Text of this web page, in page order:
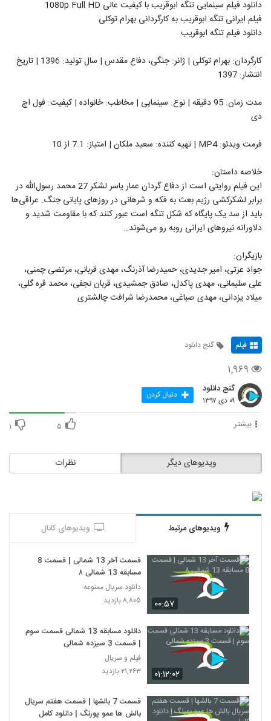
دانلود فیلم سینمایی تنگه ابوقریب با کیفیت عالی 1080p Full HD
فیلم ایرانی تنگه ابوقریب به کارگردانی بهرام توکلی
دانلود فیلم تنگه ابوقریب
کارگردان: بهرام توکلی | ژانر: جنگی، دفاع مقدس | سال تولید: 1396 | تاریخ
انتشار: 1397
مدت زمان: 95 دقیقه | نوع: سینمایی | مخاطب: خانواده | کیفیت: فول اچ
دی
فرمت ویدئو: MP4 | تهیه کننده: سعید ملکان | امتیاز: 7.1 از 10
خلاصه داستان:
این فیلم روایتی است از دفاع گردان عمار یاسر لشکر 27 محمد رسول‌الله در
برابر لشکرکشی رژیم بعث به فکه و شرهانی در روزهای پایانی جنگ. عراقی‌ها
باید از سد یک پایگاه که شکل تنگه است عبور کنند که با مقاومت شدید و
دلاورانه نیروهای ایرانی روبه رو می‌شوند…
بازیگران:
جواد عزتی، امیر جدیدی، حمیدرضا آذرنگ، مهدی قربانی، مرتضی چمنی،
علی سلیمانی، مهدی پاکدل، صادق جمشیدی، قربان نجفی، محمد قره گلی،
میلاد یزدانی، مهدی صباغی، محمدرضا شرافت چالشتری
فیلم گنج دانلود
۱,۹۶۹
گنج دانلود
۰۹ دی ۱۳۹۷ دنبال کردن
بیشتر ۵ ۱
نظرات ویدیوهای دیگر
ویدیوهای مرتبط ویدیوهای کانال
۰۰:۵۷
قسمت آخر 13 شمالی | قسمت 8
مسابقه 13 شمالی ۸
دانلود سریال ممنوعه
۸,۸۰۵ بازدید
۰۱:۱۲:۰۲
دانلود مسابقه 13 شمالی قسمت سوم
| قسمت 3 سیزده شمالی
فیلم و سریال
۲۱,۲۶۳ بازدید
قسمت 7 بالشها | قسمت هفتم سریال
بالش ها عمو پورنگ | دانلود کامل